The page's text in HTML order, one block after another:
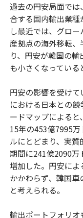
過去の円安局面で
合する国内輸出業
し最近では、グロ
産拠点の海外移転
り、円安が韓国の
も小さくなっている
円安の影響を受け
における日本との
ードマップによる
15年の453億7995
ルにとどまり、実
期間に241億2090
増加した。円安に
かかわらず、韓国
と考えられる。
輸出ポートフォリ